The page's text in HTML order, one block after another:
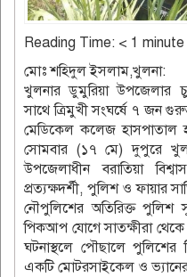
Reading Time: < 1 minute
মোঃ শহিদুল ইসলাম,খুলনা:
খুলনার ডুমুরিয়া উপজেলার
সাথে ত্রিমুখী সংঘর্ষে ৭ জন
মেডিকেল কলেজ হাসপাতাল
সোমবার (১৭ মে) দুপুরে
উপজেলাধীন বরাতিয়া
প্রত্যক্ষদর্শী, পুলিশ ও ফায়ার
নৌপুলিশের অতিরিক্ত পুলিশ
পিকআপ যোগে সাতক্ষীরা থেকে
ঘটনাস্থলে পৌছালে পুলিশের
একটি মোটরসাইকেল ও ভ্যানের